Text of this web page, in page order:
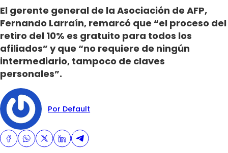
El gerente general de la Asociación de AFP,
Fernando Larraín, remarcó que “el proceso del
retiro del 10% es gratuito para todos los
afiliados” y que “no requiere de ningún
intermediario, tampoco de claves
personales”.
Por Default